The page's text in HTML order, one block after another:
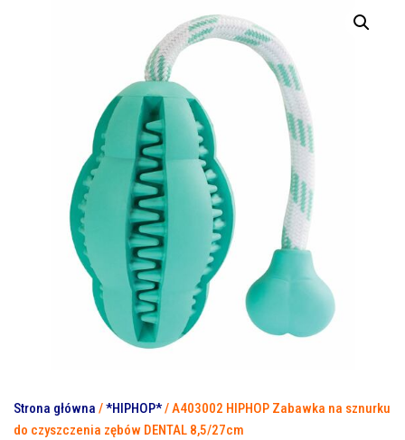
CZYSZCZENIA ZĘBÓW
DENTAL 12/38CM
CZYSZCZENIA ZĘBÓW
DENTAL 11/32CM
Strona główna /*HIPHOP*/ A403002 HIPHOP Zabawka na sznurku
do czyszczenia zębów DENTAL 8,5/27cm